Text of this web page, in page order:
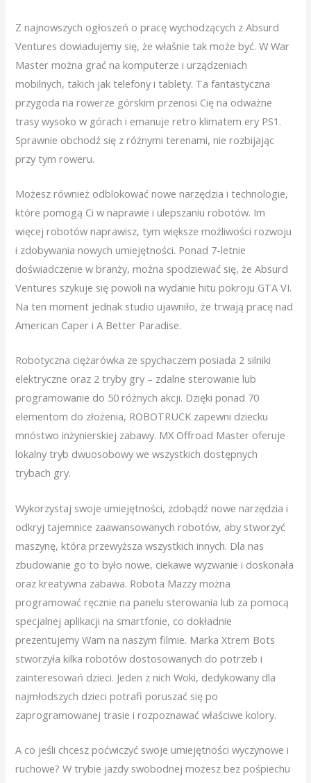
Z najnowszych ogłoszeń o pracę wychodzących z Absurd
Ventures dowiadujemy się, że właśnie tak może być. W War
Master można grać na komputerze i urządzeniach
mobilnych, takich jak telefony i tablety. Ta fantastyczna
przygoda na rowerze górskim przenosi Cię na odważne
trasy wysoko w górach i emanuje retro klimatem ery PS1.
Sprawnie obchodź się z różnymi terenami, nie rozbijając
przy tym roweru.
Możesz również odblokować nowe narzędzia i technologie,
które pomogą Ci w naprawie i ulepszaniu robotów. Im
więcej robotów naprawisz, tym większe możliwości rozwoju
i zdobywania nowych umiejętności. Ponad 7-letnie
doświadczenie w branży, można spodziewać się, że Absurd
Ventures szykuje się powoli na wydanie hitu pokroju GTA VI.
Na ten moment jednak studio ujawniło, że trwają pracę nad
American Caper i A Better Paradise.
Robotyczna ciężarówka ze spychaczem posiada 2 silniki
elektryczne oraz 2 tryby gry – zdalne sterowanie lub
programowanie do 50 różnych akcji. Dzięki ponad 70
elementom do złożenia, ROBOTRUCK zapewni dziecku
mnóstwo inżynierskiej zabawy. MX Offroad Master oferuje
lokalny tryb dwuosobowy we wszystkich dostępnych
trybach gry.
Wykorzystaj swoje umiejętności, zdobądź nowe narzędzia i
odkryj tajemnice zaawansowanych robotów, aby stworzyć
maszynę, która przewyższa wszystkich innych. Dla nas
zbudowanie go to było nowe, ciekawe wyzwanie i doskonała
oraz kreatywna zabawa. Robota Mazzy można
programować ręcznie na panelu sterowania lub za pomocą
specjalnej aplikacji na smartfonie, co dokładnie
prezentujemy Wam na naszym filmie. Marka Xtrem Bots
stworzyła kilka robotów dostosowanych do potrzeb i
zainteresowań dzieci. Jeden z nich Woki, dedykowany dla
najmłodszych dzieci potrafi poruszać się po
zaprogramowanej trasie i rozpoznawać właściwe kolory.
A co jeśli chcesz poćwiczyć swoje umiejętności wyczynowe i
ruchowe? W trybie jazdy swobodnej możesz bez pośpiechu